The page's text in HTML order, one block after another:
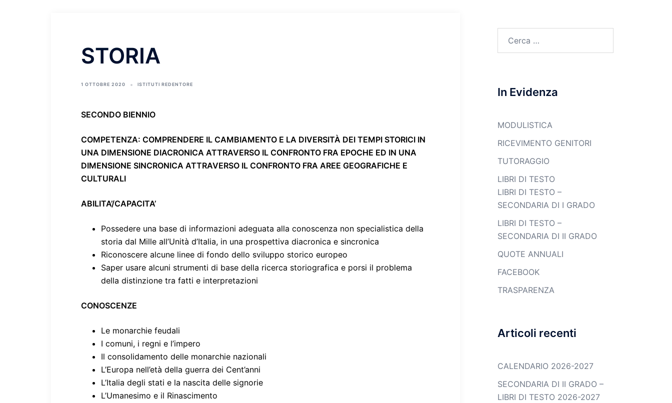
STORIA
1 OTTOBRE 2020 ISTITUTI REDENTORE
SECONDO BIENNIO
COMPETENZA: COMPRENDERE IL CAMBIAMENTO E LA DIVERSITÀ DEI TEMPI STORICI IN
UNA DIMENSIONE DIACRONICA ATTRAVERSO IL CONFRONTO FRA EPOCHE ED IN UNA
DIMENSIONE SINCRONICA ATTRAVERSO IL CONFRONTO FRA AREE GEOGRAFICHE E
CULTURALI
ABILITA’/CAPACITA’
Possedere una base di informazioni adeguata alla conoscenza non specialistica della
storia dal Mille all’Unità d’Italia, in una prospettiva diacronica e sincronica
Riconoscere alcune linee di fondo dello sviluppo storico europeo
Saper usare alcuni strumenti di base della ricerca storiografica e porsi il problema
della distinzione tra fatti e interpretazioni
CONOSCENZE
Le monarchie feudali
I comuni, i regni e l’impero
Il consolidamento delle monarchie nazionali
L’Europa nell’età della guerra dei Cent’anni
L’Italia degli stati e la nascita delle signorie
L’Umanesimo e il Rinascimento
In Evidenza
MODULISTICA
RICEVIMENTO GENITORI
TUTORAGGIO
LIBRI DI TESTO
LIBRI DI TESTO –
SECONDARIA DI I GRADO
LIBRI DI TESTO –
SECONDARIA DI II GRADO
QUOTE ANNUALI
FACEBOOK
TRASPARENZA
Articoli recenti
CALENDARIO 2026-2027
SECONDARIA DI II GRADO –
LIBRI DI TESTO 2026-2027